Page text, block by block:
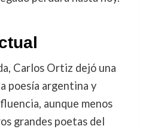
Carlos Ortiz dejó una
poesía argentina y
aunque menos
grandes poetas del